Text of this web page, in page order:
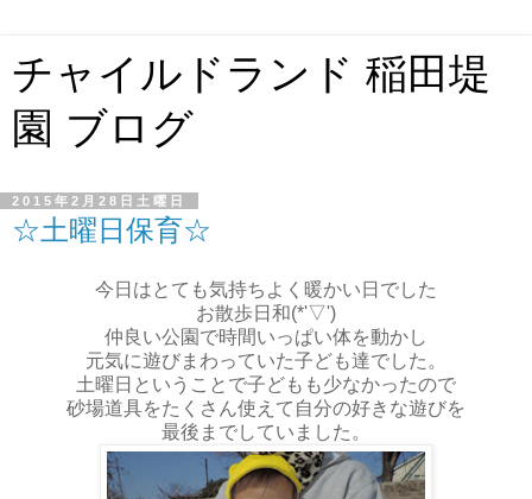
チャイルドランド 稲田堤
園 ブログ
2015年2月28日土曜日
☆土曜日保育☆
今日はとても気持ちよく暖かい日でした
お散歩日和(*'▽')
仲良い公園で時間いっぱい体を動かし
元気に遊びまわっていた子ども達でした。
土曜日ということで子どもも少なかったので
砂場道具をたくさん使えて自分の好きな遊びを
最後までしていました。